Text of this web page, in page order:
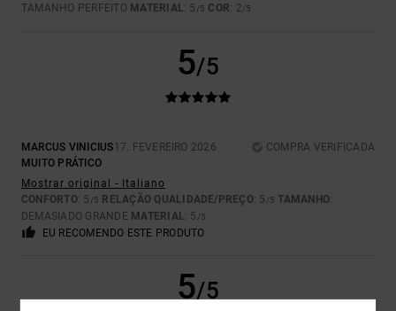
TAMANHO PERFEITO MATERIAL: 5 /5 COR: 2/5
5/5
MARCUS VINICIUS17. FEVEREIRO 2026
COMPRA VERIFICADA
MUITO PRÁTICO
Mostrar original - Italiano
CONFORTO: 5 /5 RELAÇÃO QUALIDADE/PREÇO: 5 /5 TAMANHO:
DEMASIADO GRANDE MATERIAL: 5 /5
EU RECOMENDO ESTE PRODUTO
5/5